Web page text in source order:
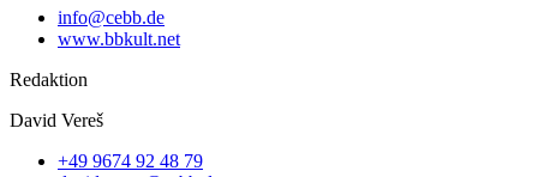
info@cebb.de
www.bbkult.net
Redaktion
David Vereš
+49 9674 92 48 79